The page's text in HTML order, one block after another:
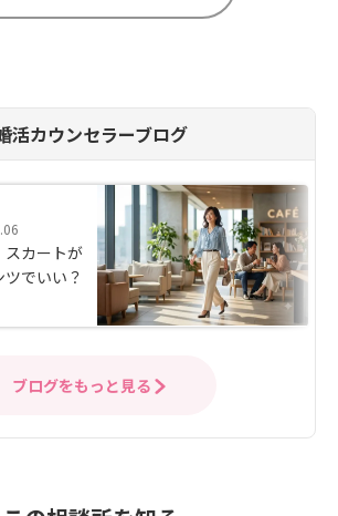
活カウンセラーブログ
スカートが
でいい？
ブログをもっと見る